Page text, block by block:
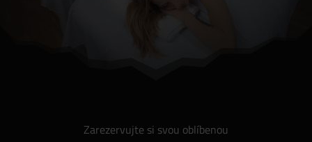
Zarezervujte si svou oblíbenou